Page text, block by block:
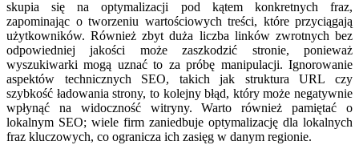
skupia się na optymalizacji pod kątem konkretnych fraz,
zapominając o tworzeniu wartościowych treści, które przyciągają
użytkowników. Również zbyt duża liczba linków zwrotnych bez
odpowiedniej jakości może zaszkodzić stronie, ponieważ
wyszukiwarki mogą uznać to za próbę manipulacji. Ignorowanie
aspektów technicznych SEO, takich jak struktura URL czy
szybkość ładowania strony, to kolejny błąd, który może negatywnie
wpłynąć na widoczność witryny. Warto również pamiętać o
lokalnym SEO; wiele firm zaniedbuje optymalizację dla lokalnych
fraz kluczowych, co ogranicza ich zasięg w danym regionie.